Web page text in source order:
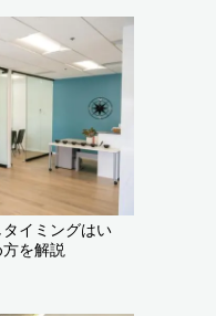
イミングはい
を解説